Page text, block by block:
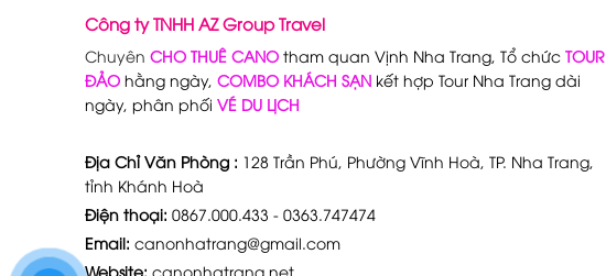
Công ty TNHH AZ Group Travel
Chuyên CHO THUÊ CANO tham quan Vịnh Nha Trang, Tổ chức TOUR
ĐẢO hằng ngày, COMBO KHÁCH SẠN kết hợp Tour Nha Trang dài
ngày, phân phối VÉ DU LỊCH
Địa Chỉ Văn Phòng : 128 Trần Phú, Phường Vĩnh Hoà, TP. Nha Trang,
tỉnh Khánh Hoà
Điện thoại: 0867.000.433 - 0363.747474
Email: canonhatrang@gmail.com
Website: canonhatrang.net